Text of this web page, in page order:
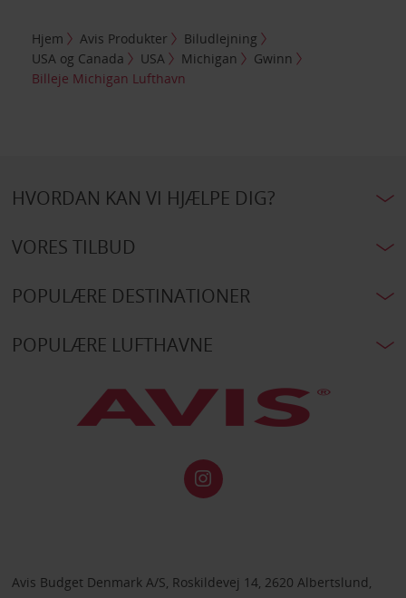
Hjem Avis Produkter
Biludlejning
USA og Canada
USA Michigan
Gwinn
Billeje Michigan Lufthavn
HVORDAN KAN VI HJÆLPE DIG?
VORES TILBUD
POPULÆRE DESTINATIONER
POPULÆRE LUFTHAVNE
Avis Budget Denmark A/S, Roskildevej 14, 2620 Albertslund,